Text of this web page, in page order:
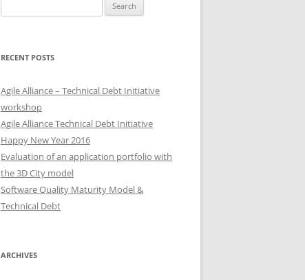
for:
RECENT POSTS
Agile Alliance – Technical Debt Initiative
workshop
Agile Alliance Technical Debt Initiative
Happy New Year 2016
Evaluation of an application portfolio with
the 3D City model
Software Quality Maturity Model &
Technical Debt
ARCHIVES